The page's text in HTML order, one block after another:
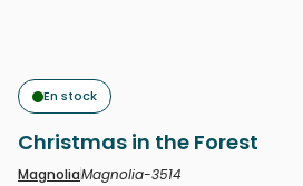
En stock
Christmas in the Forest
MagnoliaMagnolia-3514